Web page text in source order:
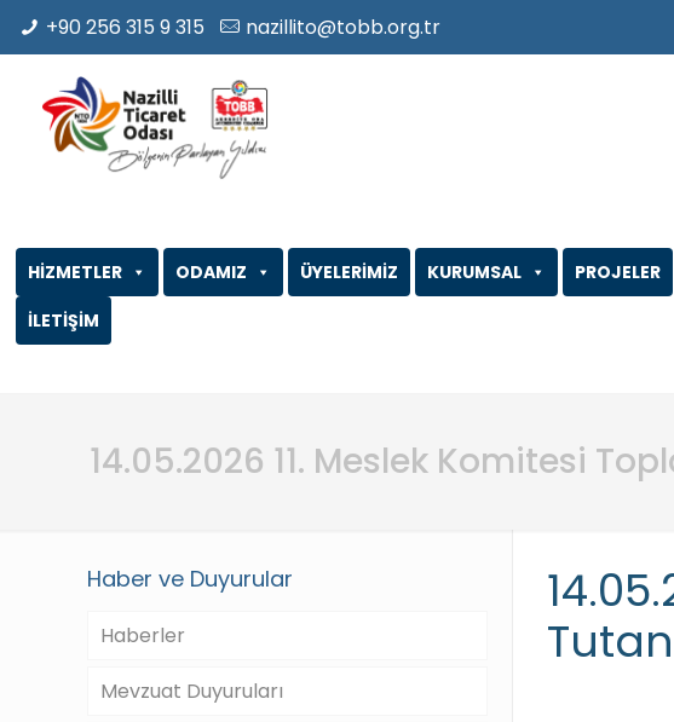
+90 256 315 9 315 nazillito@tobb.org.tr
ODAMIZ
HİZMETLER ÜYELERİMİZ KURUMSAL PROJELER
İLETİŞİM
14.05.2026 11. Meslek Komitesi
Haber ve Duyurular
Haberler
Mevzuat Duyuruları